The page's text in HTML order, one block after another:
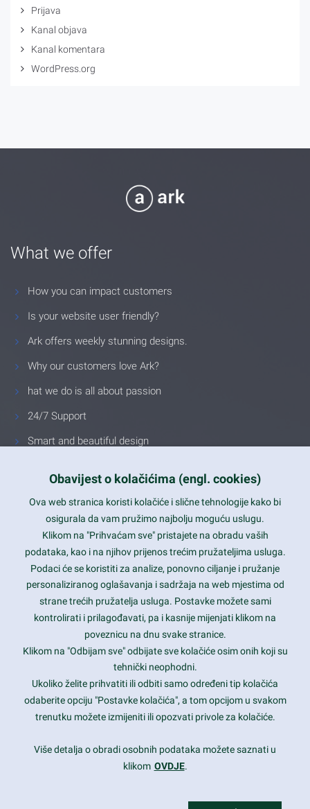
Prijava
Kanal objava
Kanal komentara
WordPress.org
What we offer
How you can impact customers
Is your website user friendly?
Ark offers weekly stunning designs.
Why our customers love Ark?
hat we do is all about passion
24/7 Support
Smart and beautiful design
Latest trends and much more...
Contact Info
1600 Amphitheatre Parkway, Mountain View, CA 94043
prothemes.net@gmail.com
Daily: 9:00 am - 6:00 pm
Sunday: Closed
Copyright 2017FRESHFACE© All Rights Reserved
Obavijest o kolačićima (engl. cookies)
Ova web stranica koristi kolačiće i slične tehnologije kako bi
osigurala da vam pružimo najbolju moguću uslugu.
Klikom na "Prihvaćam sve" pristajete na obradu vaših
podataka, kao i na njihov prijenos trećim pružateljima usluga.
Podaci će se koristiti za analize, ponovno ciljanje i pružanje
personaliziranog oglašavanja i sadržaja na web mjestima od
strane trećih pružatelja usluga. Postavke možete sami
kontrolirati i prilagođavati, pa i kasnije mijenjati klikom na
poveznicu na dnu svake stranice.
Klikom na "Odbijam sve" odbijate sve kolačiće osim onih koji su
tehnički neophodni.
Ukoliko želite prihvatiti ili odbiti samo određeni tip kolačića
odaberite opciju "Postavke kolačića", a tom opcijom u svakom
trenutku možete izmijeniti ili opozvati privole za kolačiće.
Više detalja o obradi osobnih podataka možete saznati u
klikom OVDJE.